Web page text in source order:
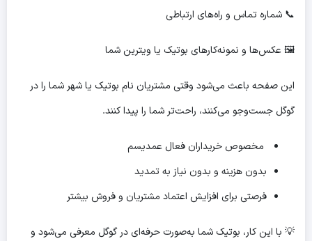
📞 شماره تماس و راه‌های ارتباطی
🖼 عکس‌ها و نمونه‌کارهای بوتیک یا ویترین شما
این صفحه باعث می‌شود وقتی مشتریان نام بوتیک یا شهر شما را در
گوگل جست‌وجو می‌کنند، راحت‌تر شما را پیدا کنند.
مخصوص خریداران فعال عمدیسم
بدون هزینه و بدون نیاز به تمدید
فرصتی برای افزایش اعتماد مشتریان و فروش بیشتر
💡 با این کار، بوتیک شما به‌صورت حرفه‌ای در گوگل معرفی می‌شود و